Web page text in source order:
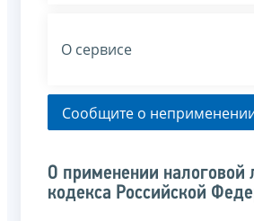
О сервисе
Сообщите о
О применении налоговой
кодекса Российской